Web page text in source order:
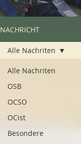
NACHRICHT
Alle Nachriten
OSB
OCSO
OCist
Besondere
Alle Nachriten